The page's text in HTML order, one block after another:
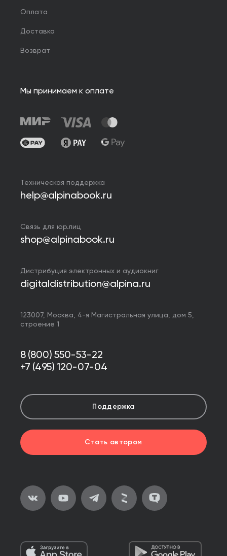
Оплата
Доставка
Возврат
Мы принимаем к оплате
Техническая поддержка
help@alpinabook.ru
Связь для юр.лиц
shop@alpinabook.ru
Дистрибуция электронных и аудиокниг
digitaldistribution@alpina.ru
123007, Москва, 4-я Магистральная улица, дом 5,
строение 1
8 (800) 550-53-22
+7 (495) 120-07-04
Поддержка
Стать автором